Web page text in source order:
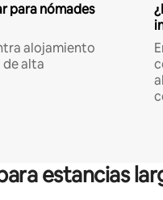
para nómades
alojamiento
alta
estancias